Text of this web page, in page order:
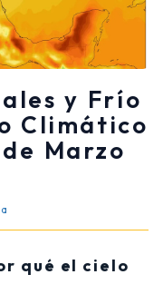
y Frío
Climático
Marzo
qué el cielo